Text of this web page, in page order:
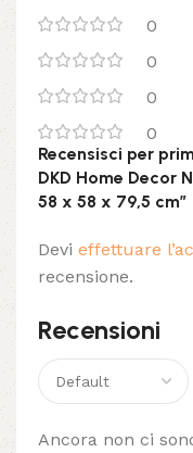
0
0
0
0
Recensioni
Ancora non ci
Recensisci per
DKD Home Decor
58 x 58 x 79,5 cm”
Devi effettuare
recensione.